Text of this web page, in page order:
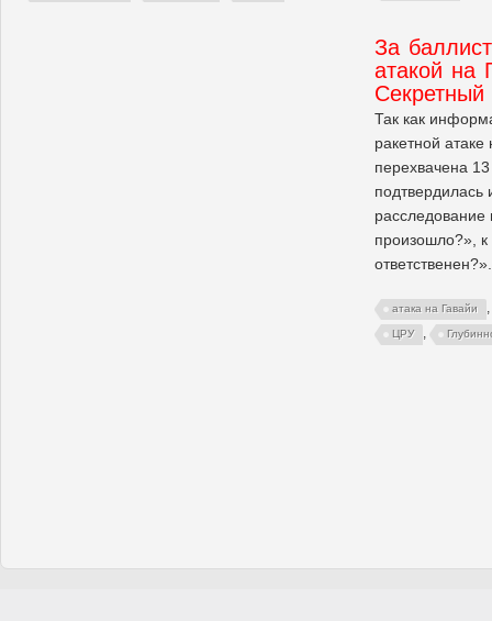
За
атакой на
Так как
ракетной
перехвачена
подтвердилась
расследование
произошло?», к
ответственен?».
атака на Гавайи ,
ЦРУ ,